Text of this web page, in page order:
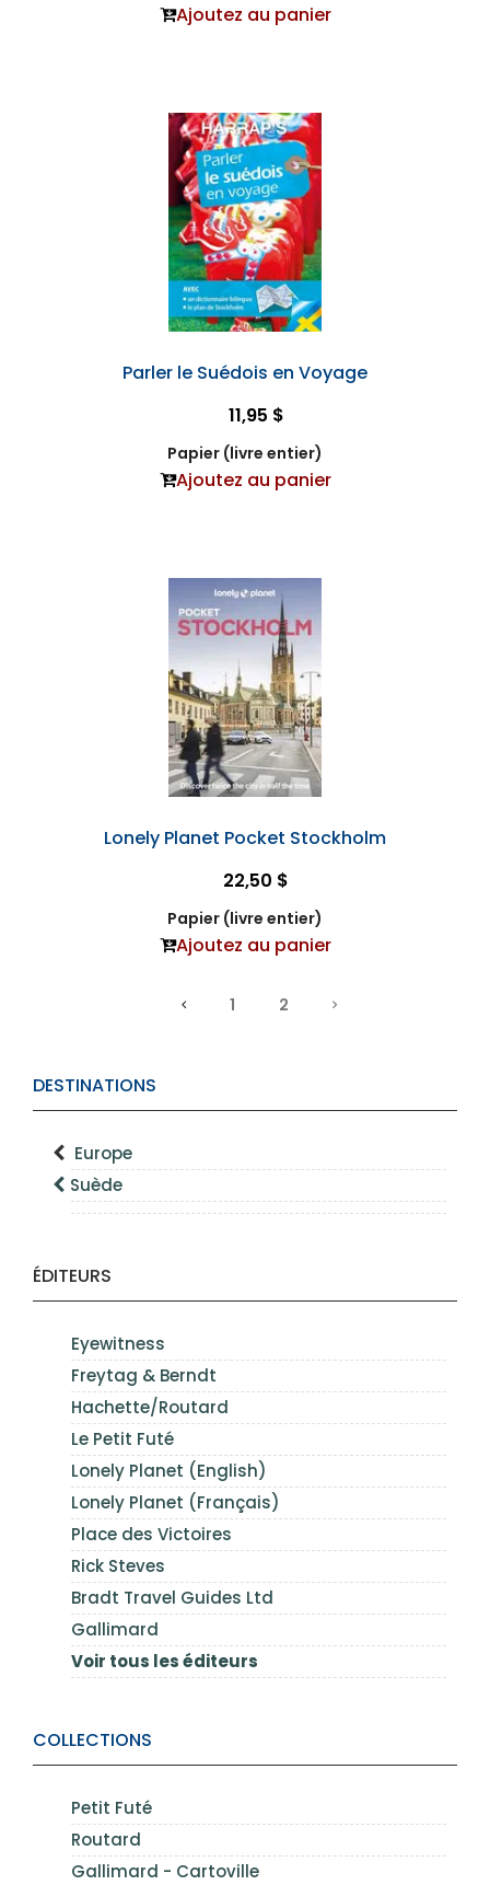
DESTINATIONS
Europe
Suède
ÉDITEURS
Eyewitness
Freytag & Berndt
Hachette/Routard
Le Petit Futé
Lonely Planet (English)
Lonely Planet (Français)
Place des Victoires
Rick Steves
Bradt Travel Guides Ltd
Gallimard
Voir tous les éditeurs
COLLECTIONS
Petit Futé
Routard
Gallimard - Cartoville
Ajoutez au panier
Parler le Suédois en Voyage
11,95 $
Papier (livre entier)
Ajoutez au panier
Lonely Planet Pocket Stockholm
22,50 $
Papier (livre entier)
Ajoutez au panier
1 2